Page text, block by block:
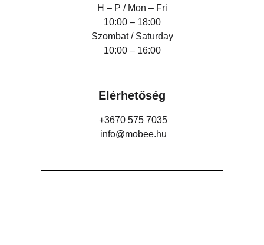
H – P / Mon – Fri
10:00 – 18:00
Szombat / Saturday
10:00 – 16:00
Elérhetőség
+3670 575 7035
info@mobee.hu